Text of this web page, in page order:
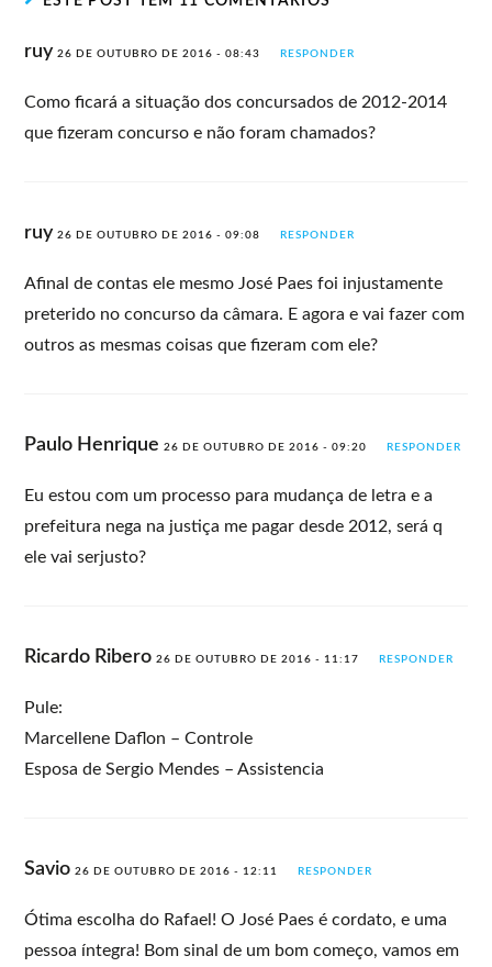
ruy26 DE OUTUBRO DE 2016 - 08:43 RESPONDER
Como ficará a situação dos concursados de 2012-2014
que fizeram concurso e não foram chamados?
ruy26 DE OUTUBRO DE 2016 - 09:08 RESPONDER
Afinal de contas ele mesmo José Paes foi injustamente
preterido no concurso da câmara. E agora e vai fazer com
outros as mesmas coisas que fizeram com ele?
Paulo Henrique26 DE OUTUBRO DE 2016 - 09:20 RESPONDER
Eu estou com um processo para mudança de letra e a
prefeitura nega na justiça me pagar desde 2012, será q
ele vai serjusto?
Ricardo Ribero26 DE OUTUBRO DE 2016 - 11:17 RESPONDER
Pule:
Marcellene Daflon – Controle
Esposa de Sergio Mendes – Assistencia
Savio26 DE OUTUBRO DE 2016 - 12:11 RESPONDER
Ótima escolha do Rafael! O José Paes é cordato, e uma
pessoa íntegra! Bom sinal de um bom começo, vamos em